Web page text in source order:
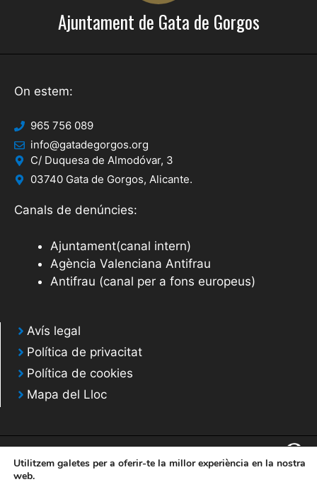
Ajuntament de Gata de Gorgos
On estem:
965 756 089
info@gatadegorgos.org
C/ Duquesa de Almodóvar, 3
03740 Gata de Gorgos, Alicante.
Canals de denúncies:
Ajuntament(canal intern)
Agència Valenciana Antifrau
Antifrau (canal per a fons europeus)
Avís legal
Política de privacitat
Política de cookies
Mapa del Lloc
Utilitzem galetes per a oferir-te la millor experiència en la nostra
web.